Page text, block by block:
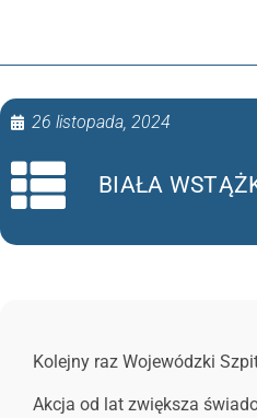
26 listopada, 2024
BIAŁA
Kolejny raz Wojewódzki
Akcja od lat zwiększa